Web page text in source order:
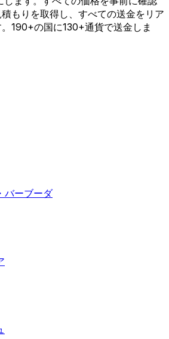
もりを取得し、すべての送金をリア
190+の国に130+通貨で送金しま
バーブーダ